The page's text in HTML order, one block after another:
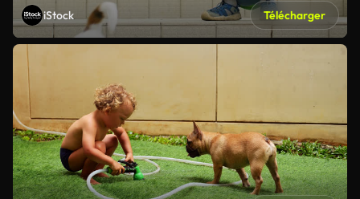
iStock Télécharger